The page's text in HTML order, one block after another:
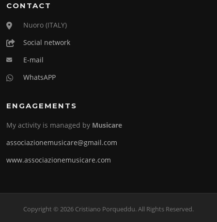
CONTACT
Nuoro (ITALY)
Social network
E-mail
WhatsAPP
ENGAGEMENTS
My activity is managed by Musicare
associazionemusicare@gmail.com
www.associazionemusicare.com
Copyright © 2026 Cristiano Porqueddu. All Rights Reserved.